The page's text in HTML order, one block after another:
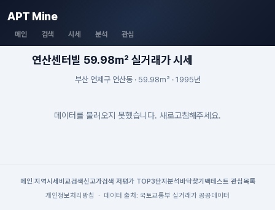
APT Mine
메인 검색 시세 분석 관심
연산센터빌 59.98m² 실거래가 시세
부산 연제구 연산동 · 59.98m² · 1995년
데이터를 불러오지 못했습니다. 새로고침해주세요.
메인| 지역시세 비교검색신고가검색 저평가 TOP3단지분석 바닥찾기 백테스트 관심목록
개인정보처리방침
· 데이터 출처: 국토교통부 실거래가 공공데이터